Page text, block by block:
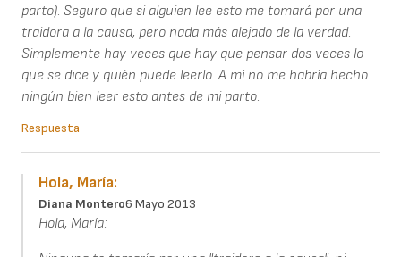
parto). Seguro que si alguien lee esto me tomará por una
traidora a la causa, pero nada más alejado de la verdad.
Simplemente hay veces que hay que pensar dos veces lo
que se dice y quién puede leerlo. A mí no me habría hecho
ningún bien leer esto antes de mi parto.
Respuesta
Hola, María:
Diana Montero6 Mayo 2013
Hola, María: